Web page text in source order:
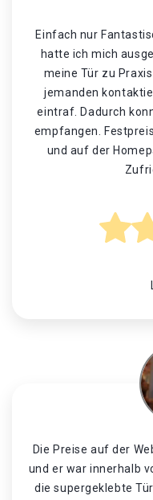
Einfach nur
hatte ich mich
meine Tür zu
jemanden
eintraf. Dadurch
empfangen.
und auf der
Die Preise auf der
und er war innerhalb
die supergeklebte